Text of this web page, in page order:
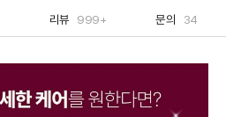
리뷰 999+ 문의 34